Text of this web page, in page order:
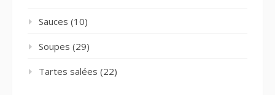
Sauces (10)
Soupes (29)
Tartes salées (22)